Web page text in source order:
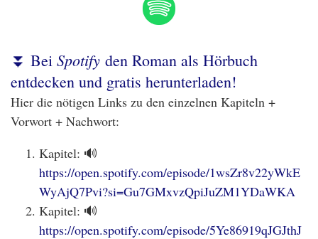
⏬ Bei Spotify den Roman als Hörbuch
entdecken und gratis herunterladen!
Hier die nötigen Links zu den einzelnen Kapiteln +
Vorwort + Nachwort:
Kapitel: 🔊
https://open.spotify.com/episode/1wsZr8v22yWkE
WyAjQ7Pvi?si=Gu7GMxvzQpiJuZM1YDaWKA
Kapitel: 🔊
https://open.spotify.com/episode/5Ye86919qJGJthJ